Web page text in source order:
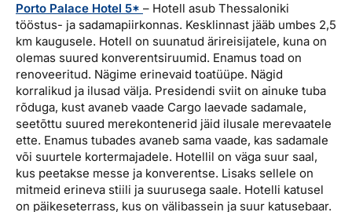
Porto Palace Hotel 5* – Hotell asub Thessaloniki
tööstus- ja sadamapiirkonnas. Kesklinnast jääb umbes 2,5
km kaugusele. Hotell on suunatud ärireisijatele, kuna on
olemas suured konverentsiruumid. Enamus toad on
renoveeritud. Nägime erinevaid toatüüpe. Nägid
korralikud ja ilusad välja. Presidendi sviit on ainuke tuba
rõduga, kust avaneb vaade Cargo laevade sadamale,
seetõttu suured merekontenerid jäid ilusale merevaatele
ette. Enamus tubades avaneb sama vaade, kas sadamale
või suurtele kortermajadele. Hotellil on väga suur saal,
kus peetakse messe ja konverentse. Lisaks sellele on
mitmeid erineva stiili ja suurusega saale. Hotelli katusel
on päikeseterrass, kus on välibassein ja suur katusebaar.